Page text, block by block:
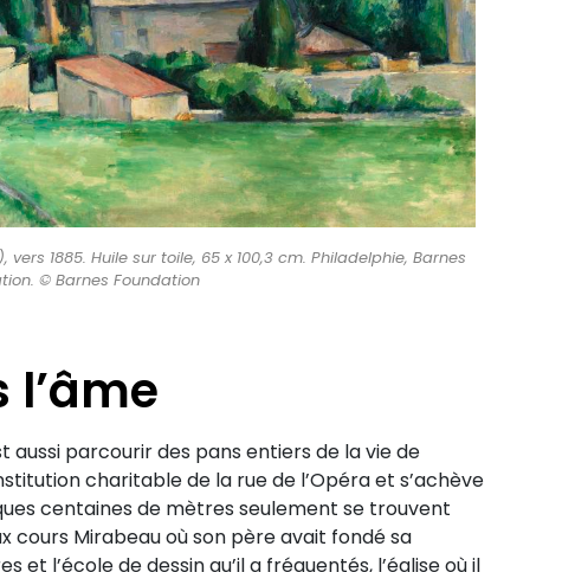
1885. Huile sur toile, 65 x 100,3 cm. Philadelphie, Barnes
© Barnes Foundation
aussi parcourir des pans entiers de la vie de
charitable de la rue de l’Opéra et s’achève
centaines de mètres seulement se trouvent
cours Mirabeau où son père avait fondé sa
l’école de dessin qu’il a fréquentés, l’église où il